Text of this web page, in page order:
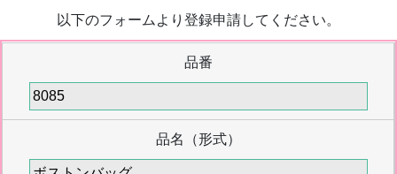
以下のフォームより登録申請してください。
品番
品名（形式）